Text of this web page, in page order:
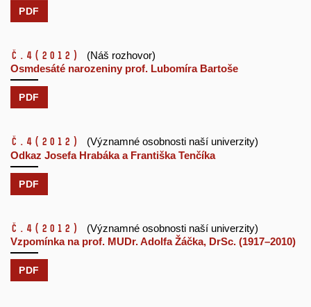
PDF
č.4 (2012)
(Náš rozhovor)
Osmdesáté narozeniny prof. Lubomíra Bartoše
PDF
č.4 (2012)
(Významné osobnosti naší univerzity)
Odkaz Josefa Hrabáka a Františka Tenčíka
PDF
č.4 (2012)
(Významné osobnosti naší univerzity)
Vzpomínka na prof. MUDr. Adolfa Žáčka, DrSc. (1917–2010)
PDF